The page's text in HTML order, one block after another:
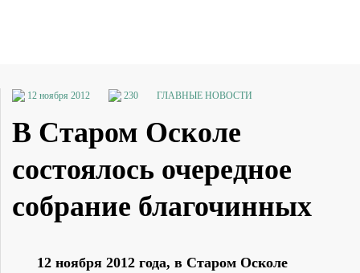
12 ноября 2012 230 ГЛАВНЫЕ НОВОСТИ
В Старом Осколе
состоялось очередное
собрание благочинных
12 ноября 2012 года, в Старом Осколе